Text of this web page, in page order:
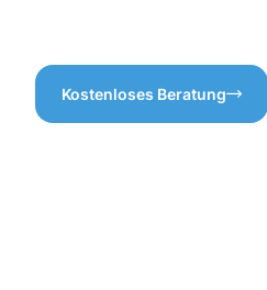
Kostenloses Beratung